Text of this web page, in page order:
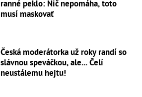
ranné peklo: Nič nepomáha, toto
musí maskovať
Česká moderátorka už roky randí so
slávnou speváčkou, ale... Čelí
neustálemu hejtu!